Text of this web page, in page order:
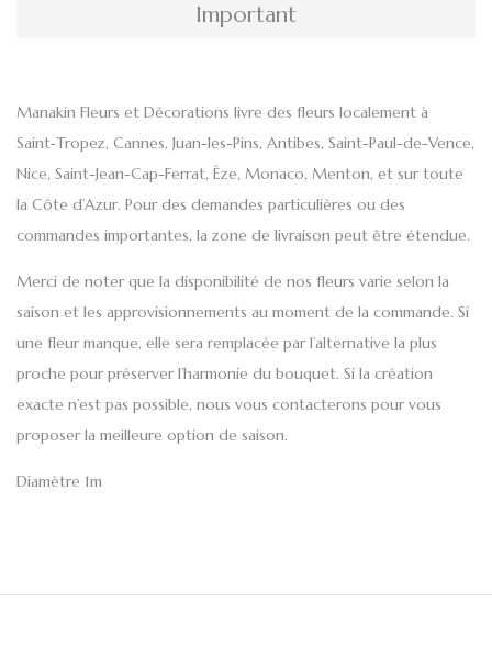
Important
Manakin Fleurs et Décorations livre des fleurs localement à
Saint‑Tropez, Cannes, Juan-les-Pins, Antibes, Saint-Paul-de-Vence,
Nice, Saint-Jean-Cap-Ferrat, Èze, Monaco, Menton, et sur toute
la Côte d’Azur. Pour des demandes particulières ou des
commandes importantes, la zone de livraison peut être étendue.
Merci de noter que la disponibilité de nos fleurs varie selon la
saison et les approvisionnements au moment de la commande. Si
une fleur manque, elle sera remplacée par l’alternative la plus
proche pour préserver l’harmonie du bouquet. Si la création
exacte n’est pas possible, nous vous contacterons pour vous
proposer la meilleure option de saison.
Diamètre 1m